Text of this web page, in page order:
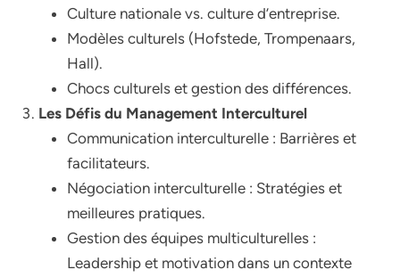
Culture nationale vs. culture d’entreprise.
Modèles culturels (Hofstede, Trompenaars,
Hall).
Chocs culturels et gestion des différences.
Les Défis du Management Interculturel
Communication interculturelle : Barrières et
facilitateurs.
Négociation interculturelle : Stratégies et
meilleures pratiques.
Gestion des équipes multiculturelles :
Leadership et motivation dans un contexte